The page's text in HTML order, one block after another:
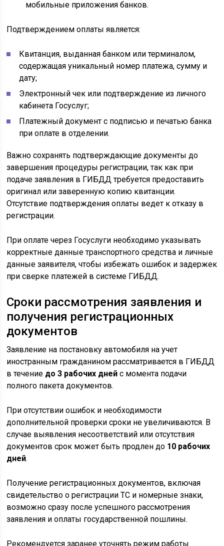
мобильные приложения банков.
Подтверждением оплаты является:
Квитанция, выданная банком или терминалом,
содержащая уникальный номер платежа, сумму и
дату;
Электронный чек или подтверждение из личного
кабинета Госуслуг;
Платежный документ с подписью и печатью банка
при оплате в отделении.
Важно сохранять подтверждающие документы до
завершения процедуры регистрации, так как при
подаче заявления в ГИБДД требуется предоставить
оригинал или заверенную копию квитанции.
Отсутствие подтверждения оплаты ведет к отказу в
регистрации.
При оплате через Госуслуги необходимо указывать
корректные данные транспортного средства и личные
данные заявителя, чтобы избежать ошибок и задержек
при сверке платежей в системе ГИБДД.
Сроки рассмотрения заявления и
получения регистрационных
документов
Заявление на постановку автомобиля на учет
иностранным гражданином рассматривается в ГИБДД
в течение до 3 рабочих дней с момента подачи
полного пакета документов.
При отсутствии ошибок и необходимости
дополнительной проверки сроки не увеличиваются. В
случае выявления несоответствий или отсутствия
документов срок может быть продлен до 10 рабочих
дней.
Получение регистрационных документов, включая
свидетельство о регистрации ТС и номерные знаки,
возможно сразу после успешного рассмотрения
заявления и оплаты государственной пошлины.
Рекомендуется заранее уточнять режим работы